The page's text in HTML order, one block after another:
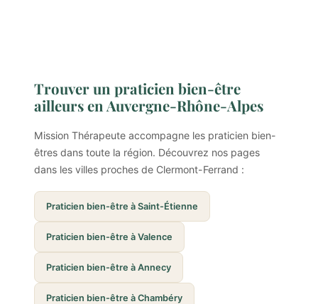
Trouver un praticien bien-être
ailleurs en Auvergne-Rhône-Alpes
Mission Thérapeute accompagne les praticien bien-
êtres dans toute la région. Découvrez nos pages
dans les villes proches de Clermont-Ferrand :
Praticien bien-être à Saint-Étienne
Praticien bien-être à Valence
Praticien bien-être à Annecy
Praticien bien-être à Chambéry